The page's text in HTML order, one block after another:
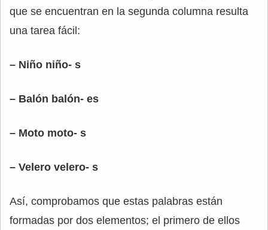
que se encuentran en la segunda columna resulta
una tarea fácil:
– Niño niño- s
– Balón balón- es
– Moto moto- s
– Velero velero- s
Así, comprobamos que estas palabras están
formadas por dos elementos; el primero de ellos